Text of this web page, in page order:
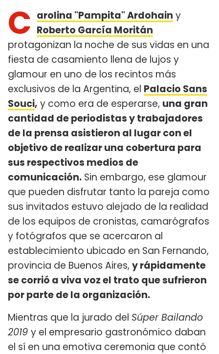
C arolina "Pampita" Ardohain y
Roberto García Moritán
protagonizan la noche de sus vidas en una
fiesta de casamiento llena de lujos y
glamour en uno de los recintos más
exclusivos de la Argentina, el Palacio Sans
Souci, y como era de esperarse, una gran
cantidad de periodistas y trabajadores
de la prensa asistieron al lugar con el
objetivo de realizar una cobertura para
sus respectivos medios de
comunicación. Sin embargo, ese glamour
que pueden disfrutar tanto la pareja como
sus invitados estuvo alejado de la realidad
de los equipos de cronistas, camarógrafos
y fotógrafos que se acercaron al
establecimiento ubicado en San Fernando,
provincia de Buenos Aires, y rápidamente
se corrió a viva voz el trato que sufrieron
por parte de la organización.
Mientras que la jurado del Súper Bailando
2019 y el empresario gastronómico daban
el sí en una emotiva ceremonia que contó